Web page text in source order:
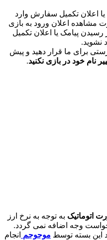
تکمیل سفارش وارد
اعلان ورود به بازی
یا اعلان تکمیل
ما قرار دهید و پیش
در بازی نکنید.
به توجه به نرخ ارز
اضافه نمی گردد.
توسطموجوجم انجام